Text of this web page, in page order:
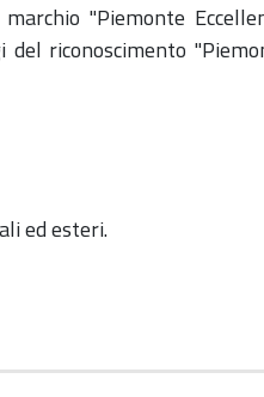
"Piemonte
del riconoscimento
ed esteri.